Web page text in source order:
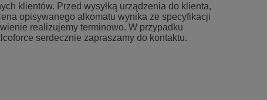
klientów. Przed wysyłką urządzenia do klienta,
opisywanego alkomatu wynika ze specyfikacji
realizujemy terminowo. W przypadku
serdecznie zapraszamy do kontaktu.